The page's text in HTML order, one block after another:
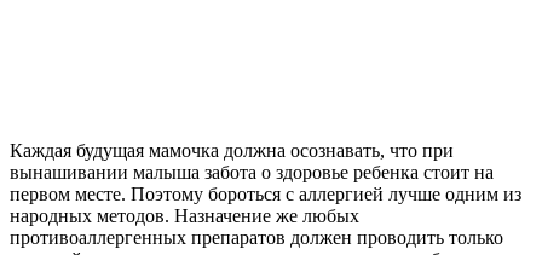
Каждая будущая мамочка должна осознавать, что при
вынашивании малыша забота о здоровье ребенка стоит на
первом месте. Поэтому бороться с аллергией лучше одним из
народных методов. Назначение же любых
противоаллергенных препаратов должен проводить только